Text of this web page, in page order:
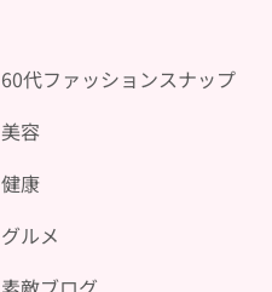
60代ファッションスナップ
美容
健康
グルメ